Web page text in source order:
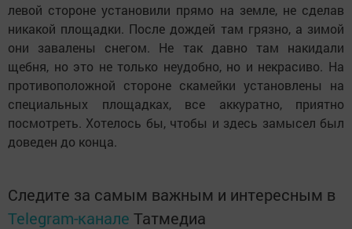
левой стороне установили прямо на земле, не сделав
никакой площадки. После дождей там грязно, а зимой
они завалены снегом. Не так давно там накидали
щебня, но это не только неудобно, но и некрасиво. На
противоположной стороне скамейки установлены на
специальных площадках, все аккуратно, приятно
посмотреть. Хотелось бы, чтобы и здесь замысел был
доведен до конца.
Следите за самым важным и интересным в
Telegram-канале Татмедиа